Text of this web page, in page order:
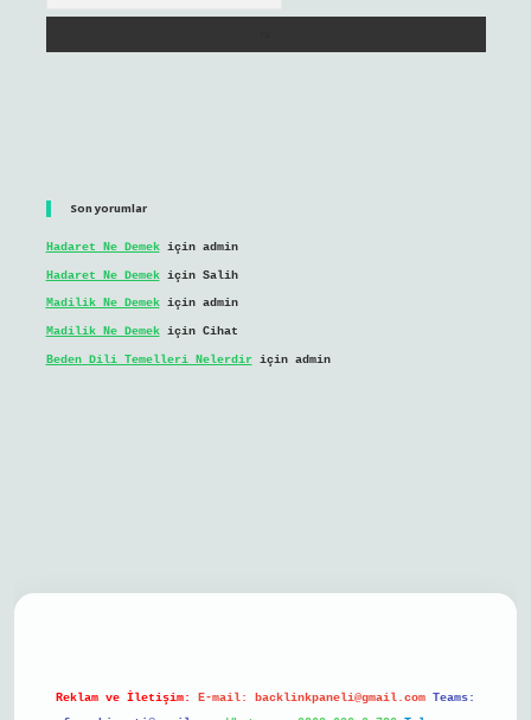
Son yorumlar
Hadaret Ne Demekiçin admin
Hadaret Ne Demekiçin Salih
Madilik Ne Demekiçin admin
Madilik Ne Demekiçin Cihat
Beden Dili Temelleri Nelerdiriçin admin
Reklam ve İletişim: E-mail: backlinkpaneli@gmail.com Teams: